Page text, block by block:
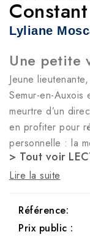
Constant
Lyliane
Une petite
Jeune
Semur-en-
meurtre d’un
en profiter pour
personnelle : la
> Tout voir
Lire la suite
Référence:
Prix public :